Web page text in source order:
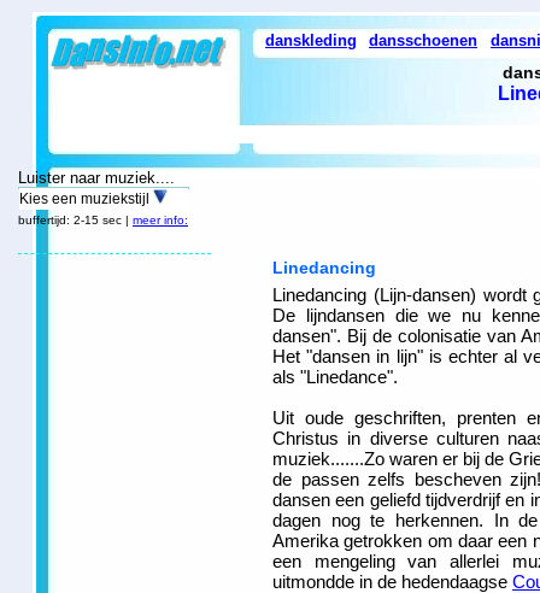
danskleding dansschoenen
Linedancing
Linedancing (Lijn-dansen)
De lijndansen die we nu
dansen". Bij de colonisatie van
Het "dansen in lijn" is echter al
als "Linedance".
Uit oude geschriften, prenten
Christus in diverse culturen
muziek.......Zo waren er bij de
de passen zelfs bescheven
dansen een geliefd tijdverdrijf en
dagen nog te herkennen. In
Amerika getrokken om daar een
een mengeling van allerlei
uitmondde in de hedendaagse
Luister naar muziek....
Kies een muziekstijl
buffertijd: 2-15 sec | meer info: